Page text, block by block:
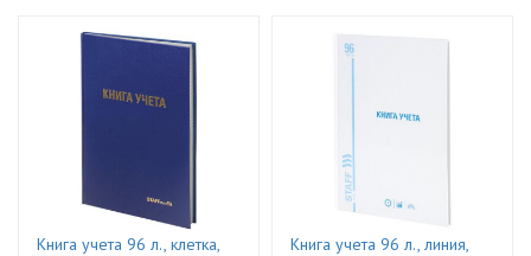
Книга учета 96 л., клетка,
Книга учета 96 л., линия,